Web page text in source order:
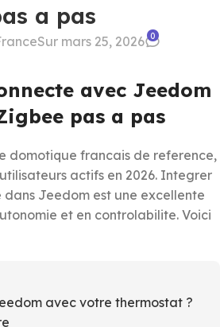
a pas
Sur mars 25, 2026 0
avec Jeedom
pas a pas
domotique francais de reference,
actifs en 2026. Integrer
dans Jeedom est une excellente
et en controlabilite. Voici
avec votre thermostat ?